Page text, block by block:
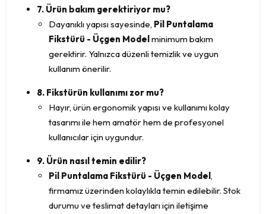
7. Ürün bakım gerektiriyor mu?
Dayanıklı yapısı sayesinde, Pil Puntalama
Fikstürü - Üçgen Model minimum bakım
gerektirir. Yalnızca düzenli temizlik ve uygun
kullanım önerilir.
8. Fikstürün kullanımı zor mu?
Hayır, ürün ergonomik yapısı ve kullanımı kolay
tasarımı ile hem amatör hem de profesyonel
kullanıcılar için uygundur.
9. Ürün nasıl temin edilir?
Pil Puntalama Fikstürü - Üçgen Model ,
firmamız üzerinden kolaylıkla temin edilebilir. Stok
durumu ve teslimat detayları için iletişime